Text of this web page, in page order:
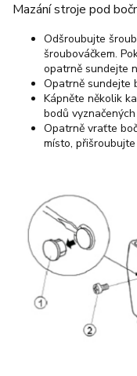
Mazání stroje pod
Odšroubujte
šroubováčkem.
opatrně sundejte
Opatrně sundejte
Kápněte několik
bodů
Opatrně vraťte
místo,